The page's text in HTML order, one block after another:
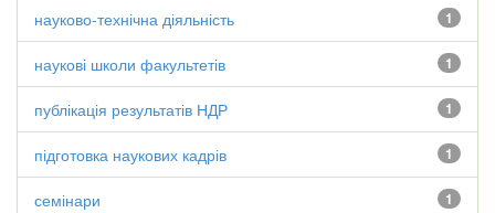
1
науково-технічна діяльність
1
наукові школи факультетів
1
публікація результатів НДР
1
підготовка наукових кадрів
1
семінари